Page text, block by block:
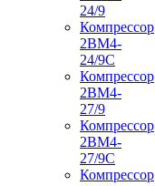
24/9
Компрессор
2ВМ4-
24/9С
Компрессор
2ВМ4-
27/9
Компрессор
2ВМ4-
27/9С
Компрессор